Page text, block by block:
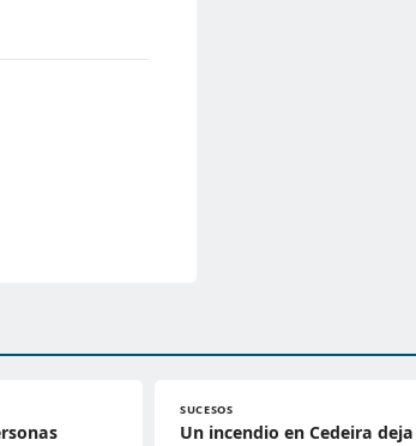
SUCESOS
Un incendio en Cedeira